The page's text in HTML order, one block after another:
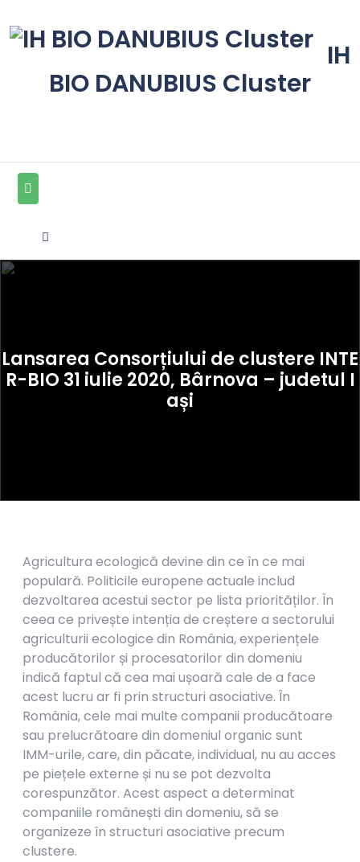
to
content
IH
BIO DANUBIUS Cluster
Lansarea Consorțiului de clustere INTE
R-BIO 31 iulie 2020, Bârnova – judetul I
ași
Agricultura ecologică devine din ce în ce mai
populară. Politicile europene actuale includ
dezvoltarea acestui sector pe lista priorităților. În
ceea ce privește intenția de creștere a sectorului
agriculturii ecologice din România, experiențele
producătorilor și procesatorilor din domeniu
indică faptul că cea mai ușoară cale de a face
acest lucru ar fi prin structuri asociative. În
România, cele mai multe companii producătoare
sau prelucrătoare din domeniul organic sunt
IMM-urile, care, din păcate, individual, nu au acces
pe piețele externe și nu se pot dezvolta
corespunzător. Acest aspect a determinat
companiile românești din domeniu, să se
organizeze în structuri asociative precum
clustere.